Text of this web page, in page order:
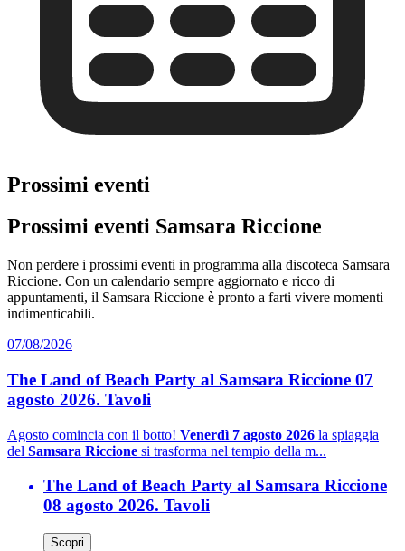
Prossimi eventi
Prossimi eventi Samsara Riccione
Non perdere i prossimi eventi in programma alla discoteca Samsara
Riccione. Con un calendario sempre aggiornato e ricco di
appuntamenti, il Samsara Riccione è pronto a farti vivere momenti
indimenticabili.
07/08/2026
The Land of Beach Party al Samsara Riccione 07
agosto 2026. Tavoli
Agosto comincia con il botto! Venerdì 7 agosto 2026 la spiaggia
del Samsara Riccione si trasforma nel tempio della m...
The Land of Beach Party al Samsara Riccione
08 agosto 2026. Tavoli
Scopri